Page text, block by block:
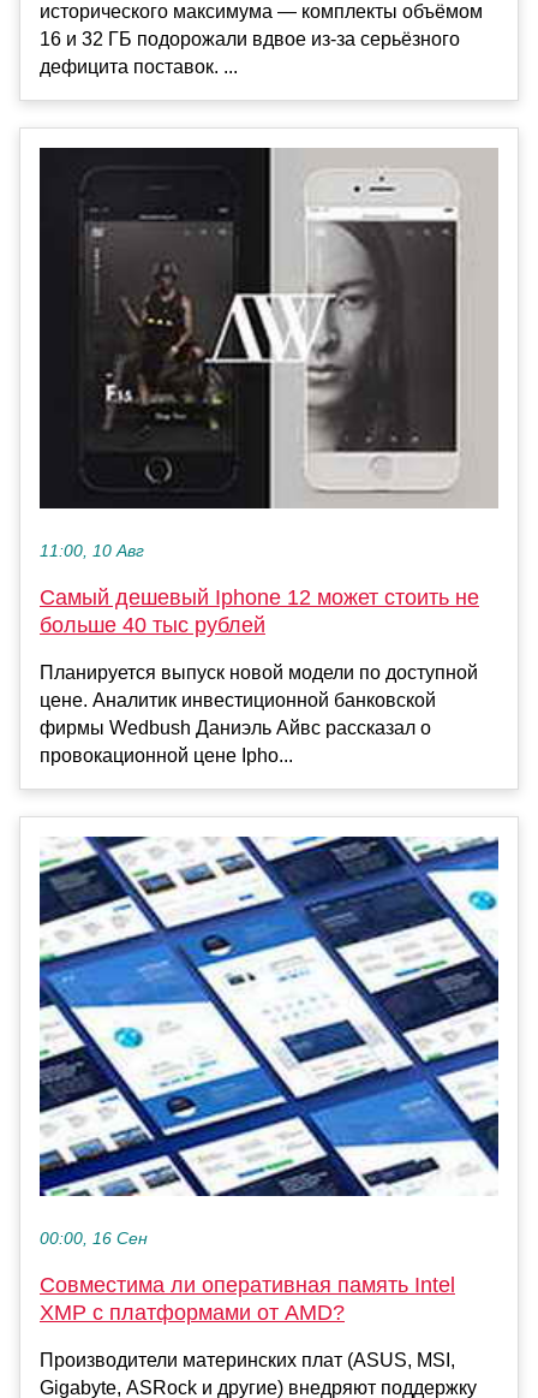
исторического максимума — комплекты объёмом
16 и 32 ГБ подорожали вдвое из-за серьёзного
дефицита поставок. ...
11:00, 10 Авг
Самый дешевый Iphone 12 может стоить не
больше 40 тыс рублей
Планируется выпуск новой модели по доступной
цене. Аналитик инвестиционной банковской
фирмы Wedbush Даниэль Айвс рассказал о
провокационной цене Ipho...
00:00, 16 Сен
Совместима ли оперативная память Intel
XMP с платформами от AMD?
Производители материнских плат (ASUS, MSI,
Gigabyte, ASRock и другие) внедряют поддержку